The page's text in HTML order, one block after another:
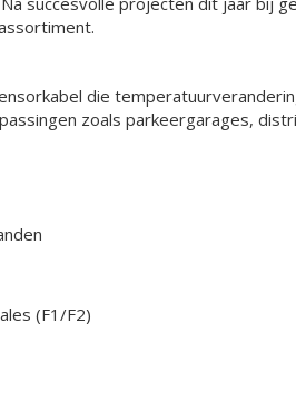
die
zoals parkeergarages,
(F1/F2)